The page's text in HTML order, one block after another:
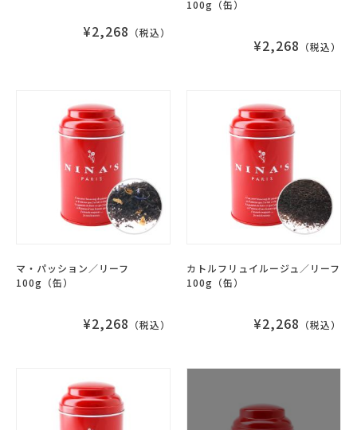
¥2,268 （税込）
100g（缶）
¥2,268 （税込）
マ・パッション／リーフ
100g（缶）
¥2,268 （税込）
カトルフリュイルージュ／リーフ
100g（缶）
¥2,268 （税込）